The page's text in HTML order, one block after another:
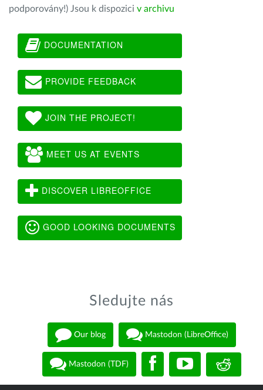
podporovány!) Jsou k dispozici v archivu
DOCUMENTATION
PROVIDE FEEDBACK
JOIN THE PROJECT!
MEET US AT EVENTS
DISCOVER LIBREOFFICE
GOOD LOOKING DOCUMENTS
Sledujte nás
Our blog Mastodon (LibreOffice)
Mastodon (TDF)